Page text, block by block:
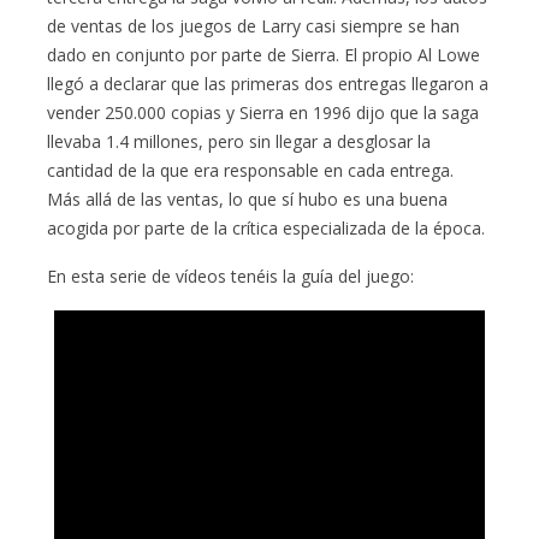
de ventas de los juegos de Larry casi siempre se han
dado en conjunto por parte de Sierra. El propio Al Lowe
llegó a declarar que las primeras dos entregas llegaron a
vender 250.000 copias y Sierra en 1996 dijo que la saga
llevaba 1.4 millones, pero sin llegar a desglosar la
cantidad de la que era responsable en cada entrega.
Más allá de las ventas, lo que sí hubo es una buena
acogida por parte de la crítica especializada de la época.
En esta serie de vídeos tenéis la guía del juego: